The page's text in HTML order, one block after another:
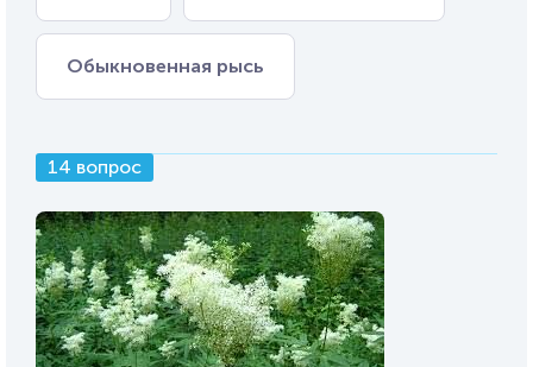
Обыкновенная рысь
14 вопрос